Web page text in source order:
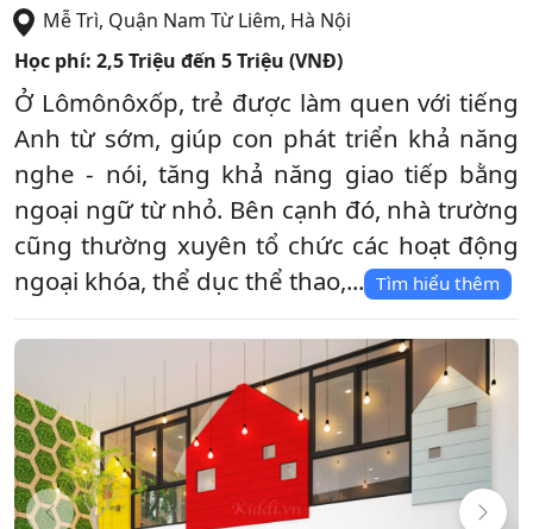
Mễ Trì, Quận Nam Từ Liêm, Hà Nội
Học phí: 2,5 Triệu đến 5 Triệu (VNĐ)
Ở Lômônôxốp, trẻ được làm quen với tiếng
Anh từ sớm, giúp con phát triển khả năng
nghe - nói, tăng khả năng giao tiếp bằng
ngoại ngữ từ nhỏ. Bên cạnh đó, nhà trường
cũng thường xuyên tổ chức các hoạt động
ngoại khóa, thể dục thể thao,... Tìm hiểu thêm